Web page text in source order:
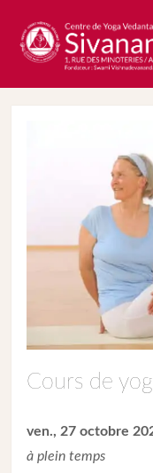
Cours de
ven., 27 octobre
à plein temps